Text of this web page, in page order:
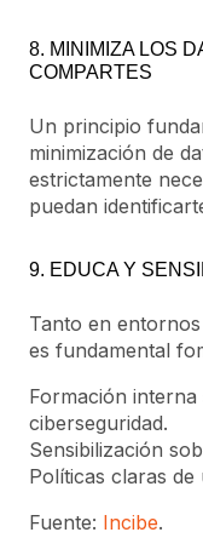
8. MINIMIZA LOS
COMPARTES
Un principio
minimización de
estrictamente
puedan
9. EDUCA Y
Tanto en
es fundamental
Formación
ciberseguridad.
Sensibilización
Políticas claras de
Fuente: Incibe.